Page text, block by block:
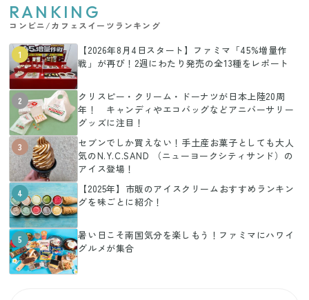
RANKING
コンビニ/カフェスイーツランキング
1
【2026年8月4日スタート】ファミマ「45%増量作
戦」が再び！2週にわたり発売の全13種をレポート
2
クリスピー・クリーム・ドーナツが日本上陸20周
年！ キャンディやエコバッグなどアニバーサリー
グッズに注目！
3
セブンでしか買えない！手土産お菓子としても大人
気のN.Y.C.SAND （ニューヨークシティサンド）の
アイス登場！
4
【2025年】市販のアイスクリームおすすめランキン
グを味ごとに紹介！
5
暑い日こそ南国気分を楽しもう！ファミマにハワイ
グルメが集合